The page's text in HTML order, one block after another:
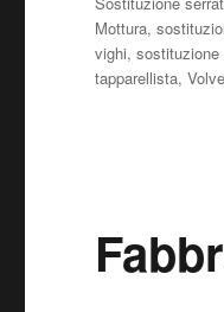
Mottura,
vighi,sostituzione
tapparellista,